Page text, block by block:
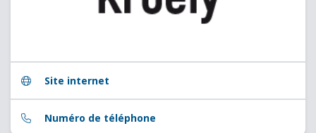
Site internet
Numéro de téléphone